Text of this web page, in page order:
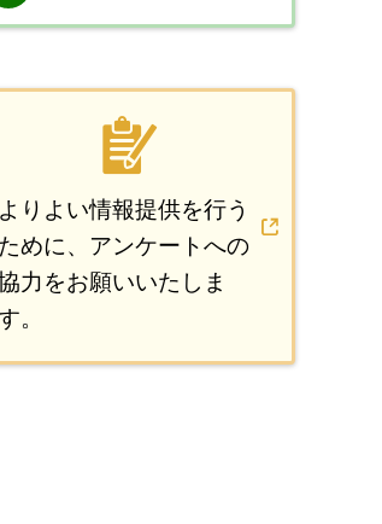
よりよい情報提供を行う
ために、アンケートへの
力をお願いいたしま
。